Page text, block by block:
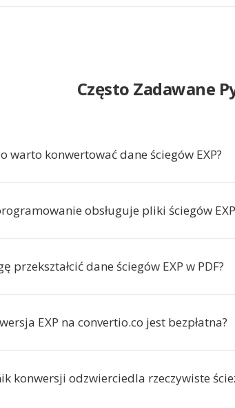
Często Zadawane
warto konwertować dane ściegów EXP?
obsługuje pliki ściegów
przekształcić dane ściegów EXP w PDF?
EXP na convertio.co jest bezpłatna?
konwersji odzwierciedla rzeczywiste